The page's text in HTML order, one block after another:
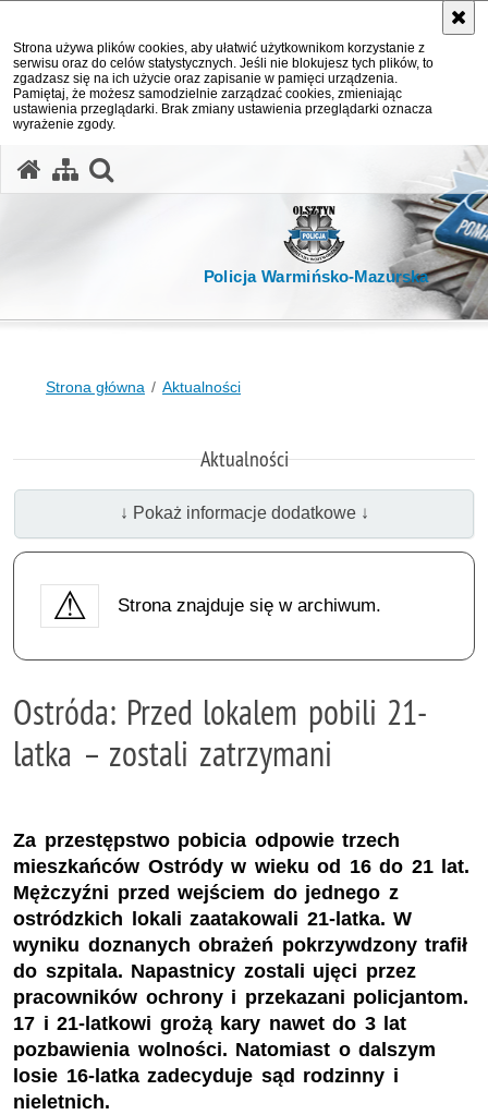
Strona używa plików cookies, aby ułatwić użytkownikom korzystanie z
serwisu oraz do celów statystycznych. Jeśli nie blokujesz tych plików, to
zgadzasz się na ich użycie oraz zapisanie w pamięci urządzenia.
Pamiętaj, że możesz samodzielnie zarządzać cookies, zmieniając
ustawienia przeglądarki. Brak zmiany ustawienia przeglądarki oznacza
wyrażenie zgody.
Policja Warmińsko-Mazurska
Strona główna Aktualności
Aktualności
↓ Pokaż informacje dodatkowe ↓
Strona znajduje się w archiwum.
Ostróda: Przed lokalem pobili 21-
latka – zostali zatrzymani
Za przestępstwo pobicia odpowie trzech
mieszkańców Ostródy w wieku od 16 do 21 lat.
Mężczyźni przed wejściem do jednego z
ostródzkich lokali zaatakowali 21-latka. W
wyniku doznanych obrażeń pokrzywdzony trafił
do szpitala. Napastnicy zostali ujęci przez
pracowników ochrony i przekazani policjantom.
17 i 21-latkowi grożą kary nawet do 3 lat
pozbawienia wolności. Natomiast o dalszym
losie 16-latka zadecyduje sąd rodzinny i
nieletnich.